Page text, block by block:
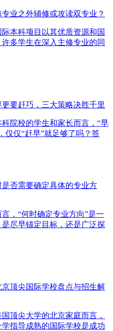
业之外辅修或攻读双专业？
本科项目以其优质资源和国
多学生在深入主修专业的同
要赶巧，三大策略决胜千里
院校的学生和家长而言，“早
仅仅“赶早”就足够了吗？答
否需要确定具体的专业方
，“何时确定专业方向”是一
尽早锚定目标，还是广泛探
顶尖国际学校盘点与招生解
顶尖大学的北京家庭而言，
指导成熟的国际学校是成功